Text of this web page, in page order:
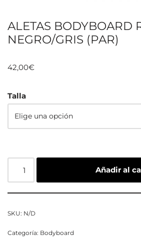
ALETAS BODYBOARD
NEGRO/GRIS (PAR)
42,00€
Talla
Añadir al
SKU: N/D
Categoría: Bodyboard